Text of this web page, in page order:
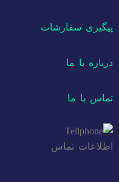
پیگیری سفارشات
درباره با ما
تماس با ما
اطلاعات تماس